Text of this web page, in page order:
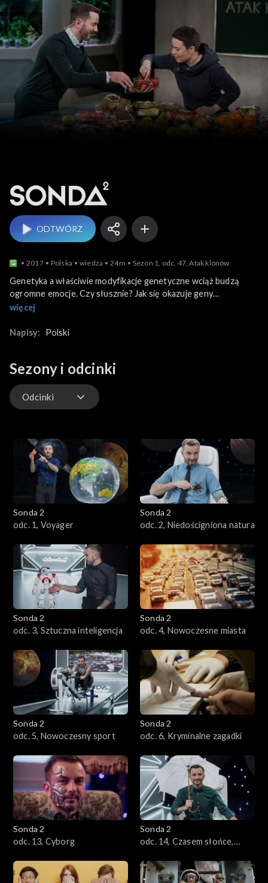
Sonda 2
ODTWÓRZ
2017 Polska wiedza 24m Sezon 1, odc. 47, Atak klonów
Genetyka a właściwie modyfikacje genetyczne wciąż budzą
ogromne emocje. Czy słusznie? Jak się okazuje geny
modyfikujemy od zawsze. Co tak naprawdę oznacza hasło
przed głodem?
więcej
Napisy: Polski
Sezony i odcinki
Odcinki
Sonda 2
odc. 1, Voyager
Sonda 2
odc. 2, Niedościgniona natura
Sonda 2
odc. 3, Sztuczna inteligencja
Sonda 2
odc. 4, Nowoczesne miasta
Sonda 2
odc. 5, Nowoczesny sport
Sonda 2
odc. 6, Kryminalne zagadki
Sonda 2
odc. 13, Cyborg
Sonda 2
odc. 14, Czasem słońce,